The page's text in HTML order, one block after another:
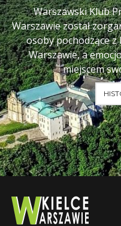
Warszawski Klub
Warszawie został
osoby pochodzące z
Warszawie, a
miejscem